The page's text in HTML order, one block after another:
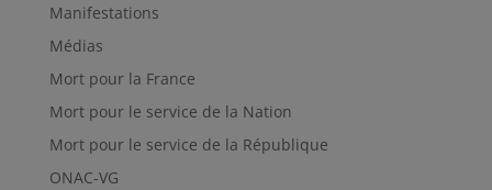
Manifestations
Médias
Mort pour la France
Mort pour le service de la Nation
Mort pour le service de la République
ONAC-VG